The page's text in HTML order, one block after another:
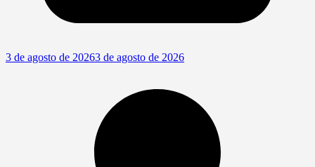
3 de agosto de 20263 de agosto de 2026